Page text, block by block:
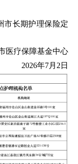
市长期护理保险定
医疗保障基金中心
2026年7月2日